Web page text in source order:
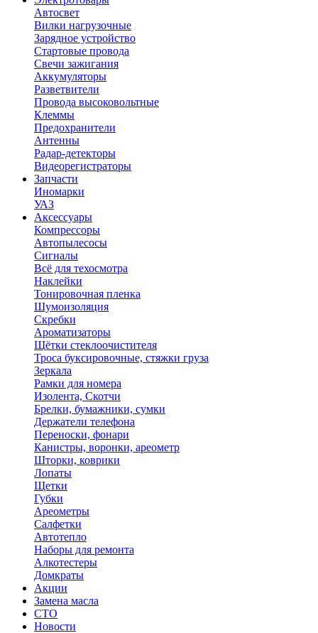
Автосвет
Вилки нагрузочные
Зарядное устройство
Стартовые провода
Свечи зажигания
Аккумуляторы
Разветвители
Провода высоковольтные
Клеммы
Предохранители
Антенны
Радар-детекторы
Видеорегистраторы
Запчасти
Иномарки
УАЗ
Аксесcуары
Компрессоры
Автопылесосы
Сигналы
Всё для техосмотра
Наклейки
Тонировочная пленка
Шумоизоляция
Скребки
Ароматизаторы
Щётки стеклоочистителя
Троса буксировочные, стяжки груза
Зеркала
Рамки для номера
Изолента, Скотчи
Брелки, бумажники, сумки
Держатели телефона
Переноски, фонари
Канистры, воронки, ареометр
Шторки, коврики
Лопаты
Щетки
Губки
Ареометры
Салфетки
Автотепло
Наборы для ремонта
Алкотестеры
Домкраты
Акции
Замена масла
СТО
Новости